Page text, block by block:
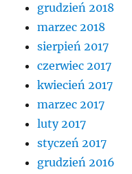
grudzień 2018
marzec 2018
sierpień 2017
czerwiec 2017
kwiecień 2017
marzec 2017
luty 2017
styczeń 2017
grudzień 2016